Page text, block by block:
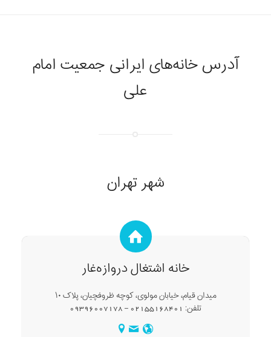
آدرس خانه‌های ایرانی جمعیت امام
علی
شهر تهران
خانه اشتغال دروازه‌غار
میدان قیام، خیابان مولوی، کوچه ظروفچیان، پلاک ۱۰
تلفن: 02155168401 – 09396007178